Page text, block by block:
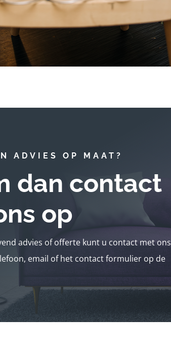
ADVIES OP MAAT?
dan contact
op
advies of offerte kunt u contact met ons
email of het contact formulier op de